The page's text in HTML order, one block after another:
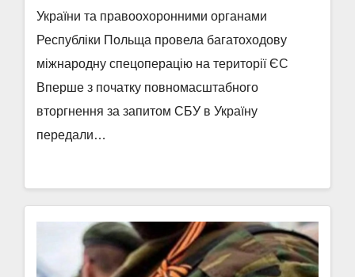
України та правоохоронними органами
Республіки Польща провела багатоходову
міжнародну спецоперацію на території ЄС
Вперше з початку повномасштабного
вторгнення за запитом СБУ в Україну
передали…